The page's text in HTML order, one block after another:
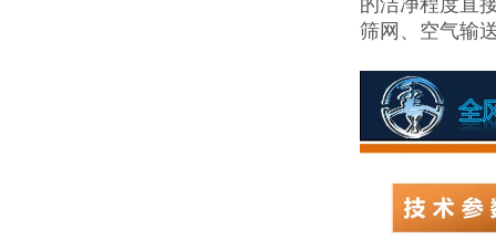
的洁净程度直
筛网、空气输